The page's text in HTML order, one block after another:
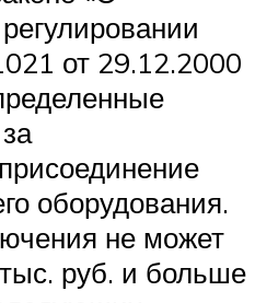
от 29.12.2000
оборудования.
не может
руб. и больше